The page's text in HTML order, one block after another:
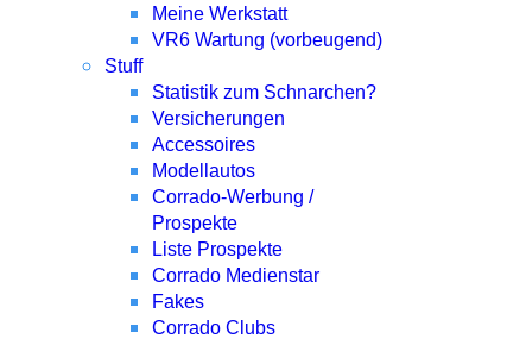
Meine Werkstatt
VR6 Wartung (vorbeugend)
Stuff
Statistik zum Schnarchen?
Versicherungen
Accessoires
Modellautos
Corrado-Werbung /
Prospekte
Liste Prospekte
Corrado Medienstar
Fakes
Corrado Clubs